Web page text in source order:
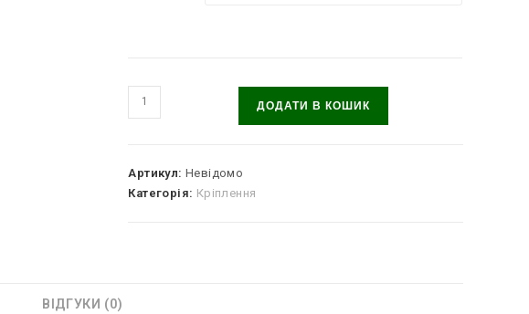
Кріплення
ложемент/
гранатомету
МК
ДОДАТИ В КОШИК
Артикул:Невідомо
Категорія: Кріплення
ВІДГУКИ (0)